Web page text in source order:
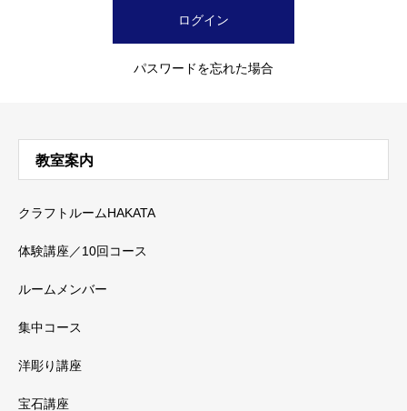
パスワードを忘れた場合
教室案内
クラフトルームHAKATA
体験講座／10回コース
ルームメンバー
集中コース
洋彫り講座
宝石講座